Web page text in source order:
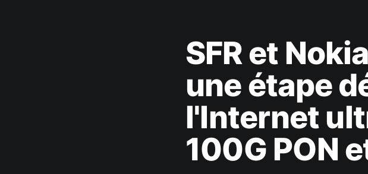
SFR et
une étape
l'Internet
100G PON